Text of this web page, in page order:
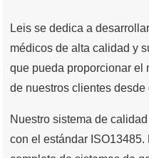
Leis se dedica a
médicos de alta calidad y
que pueda proporcionar el
de nuestros clientes desde
Nuestro sistema de
con el estándar